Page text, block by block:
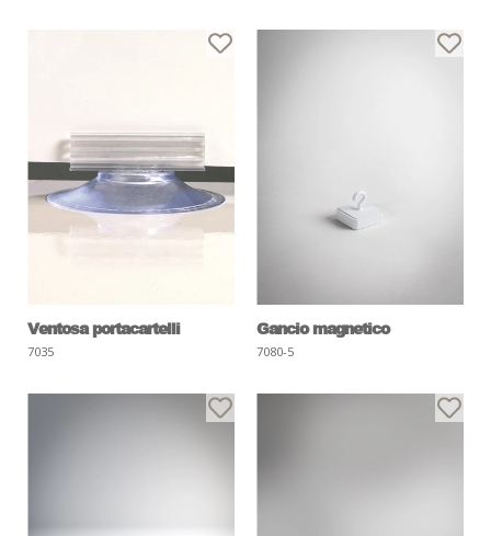
Ventosa portacartelli
7035
Gancio magnetico
7080-5